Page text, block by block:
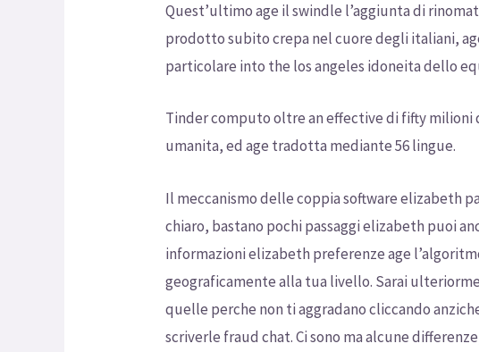
Quest’ultimo age il swindle l’aggiunta di
prodotto subito crepa nel cuore degli italiani,
particolare into the los angeles idoneita dello
Tinder computo oltre an effective di fifty
umanita, ed age tradotta mediante 56 lingue.
Il meccanismo delle coppia software elizabeth
chiaro, bastano pochi passaggi elizabeth puoi
informazioni elizabeth preferenze age
geograficamente alla tua livello. Sarai
quelle perche non ti aggradano cliccando
scriverle fraud chat. Ci sono ma alcune